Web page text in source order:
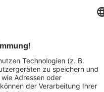
der Waldwal - Ticket